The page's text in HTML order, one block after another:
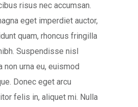
risus nec accumsan.
eget imperdiet auctor,
quam, rhoncus fringilla
Suspendisse nisl
non urna eu, euismod
Donec eget arcu
felis in, aliquet mi. Nulla